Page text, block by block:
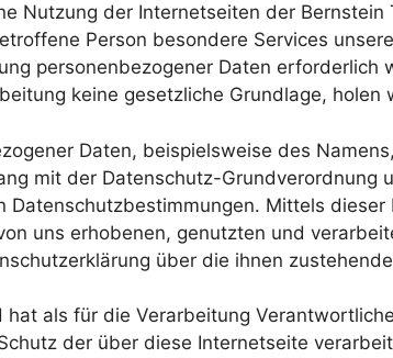
Nutzung der Internetseiten der
Person besondere Services
personenbezogener Daten
keine gesetzliche Grundlage,
Daten, beispielsweise des
mit der Datenschutz-
Datenschutzbestimmungen. Mittels
uns erhobenen, genutzten und
über die ihnen
hat als für die Verarbeitung
der über diese Internetseite